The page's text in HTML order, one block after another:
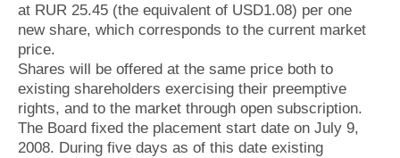
Крюинг
Журнал
Реклама
Услуги
Конференции
Выставки и семинары
Личности
Флот
Галерея флота
Форум
at RUR 25.45 (the equivalent of USD1.08) per one
new share, which corresponds to the current market
price.
Shares will be offered at the same price both to
existing shareholders exercising their preemptive
rights, and to the market through open subscription.
The Board fixed the placement start date on July 9,
2008. During five days as of this date existing